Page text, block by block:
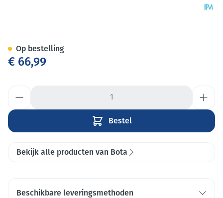
€ 66,99
Bestel
Op bestelling
Bekijk alle producten van Bota
Beschikbare leveringsmethoden